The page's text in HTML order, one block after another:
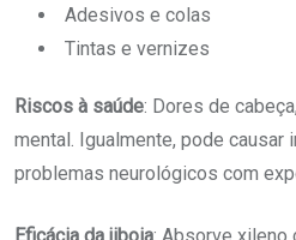
Adesivos e colas
Tintas e vernizes
Riscos à saúde: Dores de
mental. Igualmente, pode causar
problemas neurológicos com